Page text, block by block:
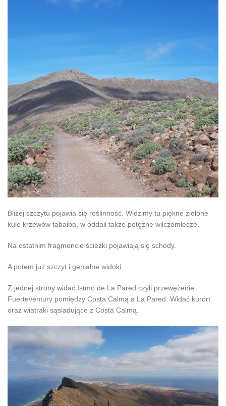
Bliżej szczytu pojawia się roślinność. Widzimy tu piękne zielone
kule krzewów tabaiba, w oddali także potężne wilczomlecze.
Na ostatnim fragmencie ścieżki pojawiają się schody.
A potem już szczyt i genialne widoki.
Z jednej strony widać Istmo de La Pared czyli przewężenie
Fuerteventury pomiędzy Costa Calmą a La Pared. Widać kurort
oraz wiatraki sąsiadujące z Costa Calmą.